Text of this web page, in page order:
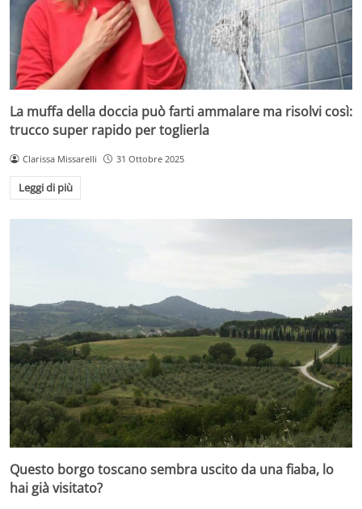
La muffa della doccia può farti ammalare ma risolvi così:
trucco super rapido per toglierla
Clarissa Missarelli 31 Ottobre 2025
Leggi di più
Questo borgo toscano sembra uscito da una fiaba, lo
hai già visitato?